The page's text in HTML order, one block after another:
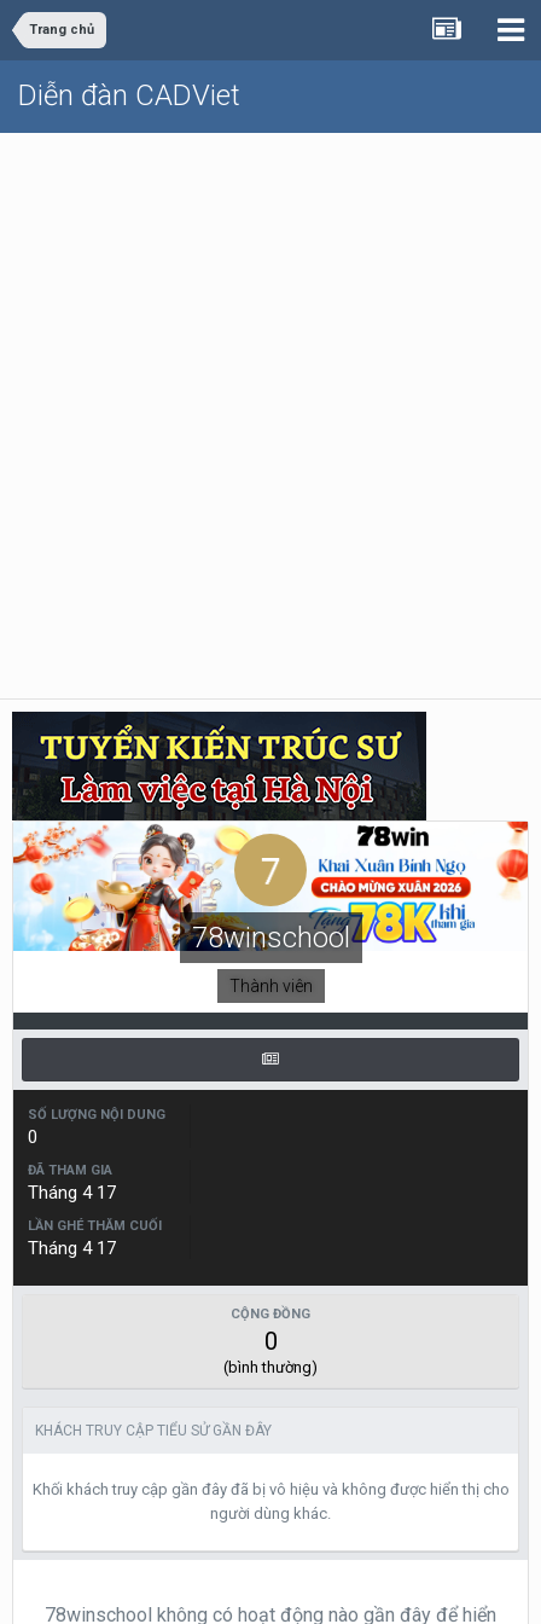
Trang chủ
Diễn đàn CADViet
78winschool
Thành viên
SỐ LƯỢNG NỘI DUNG
0
ĐÃ THAM GIA
Tháng 4 17
LẦN GHÉ THĂM CUỐI
Tháng 4 17
CỘNG ĐỒNG
0
(bình thường)
KHÁCH TRUY CẬP TIỂU SỬ GẦN ĐÂY
Khối khách truy cập gần đây đã bị vô hiệu và không được hiển thị cho
người dùng khác.
78winschool không có hoạt động nào gần đây để hiển